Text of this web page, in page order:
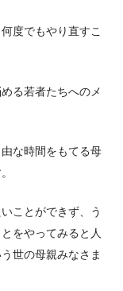
度でもやり直すこ
る若者たちへのメ
な時間をもてる母
ことができず、う
をやってみると人
世の母親みなさま